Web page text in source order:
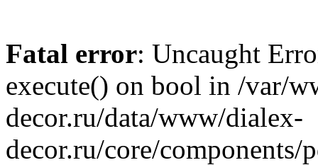
Fatal error: Uncaught
execute() on bool in /var/
decor.ru/data/www/dialex-
decor.ru/core/